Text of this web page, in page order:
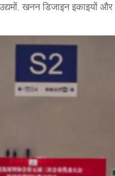
खनन डिजाइन इकाइयों और